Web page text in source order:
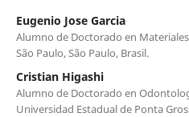
Eugenio Jose Garcia
Alumno de Doctorado en
São Paulo, São Paulo, Brasil.
Cristian Higashi
Alumno de Doctorado en
Universidad Estadual de Ponta